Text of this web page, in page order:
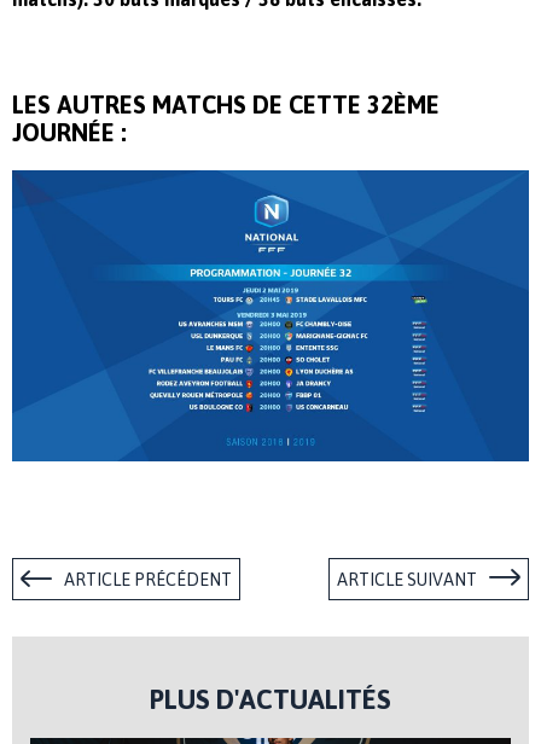
LES AUTRES MATCHS DE CETTE 32ÈME
JOURNÉE :
ARTICLE PRÉCÉDENT ARTICLE SUIVANT
PLUS D'ACTUALITÉS